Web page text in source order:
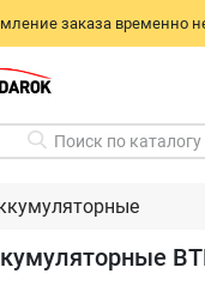
заказа временно
Поиск по каталогу